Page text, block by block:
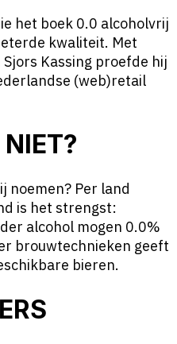
het boek 0.0 alcoholvrij
kwaliteit. Met
Kassing proefde hij
(web)retail
noemen? Per land
is het strengst:
alcohol mogen 0.0%
brouwtechnieken geeft
bieren.